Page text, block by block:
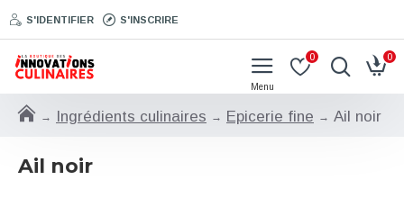
S'IDENTIFIER S'INSCRIRE
0 0
Ingrédients culinaires Epicerie fine Ail noir
Ail noir